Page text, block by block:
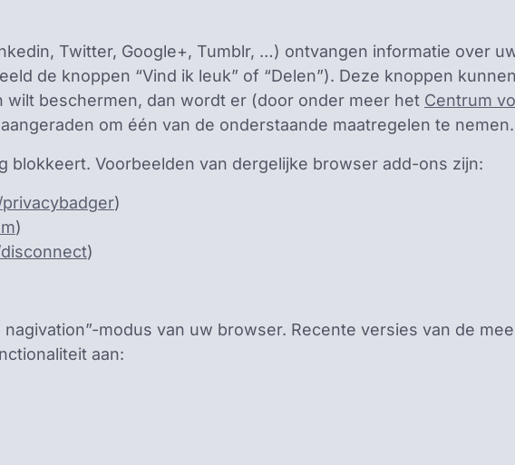
Twitter, Google+, Tumblr, …) ontvangen informatie over
de knoppen “Vind ik leuk” of “Delen”). Deze knoppen
beschermen, dan wordt er (door onder meer het Centrum
om één van de onderstaande maatregelen te nemen.
blokkeert. Voorbeelden van dergelijke browser add-ons zijn:
)
)
)
modus van uw browser. Recente versies van de
aan: